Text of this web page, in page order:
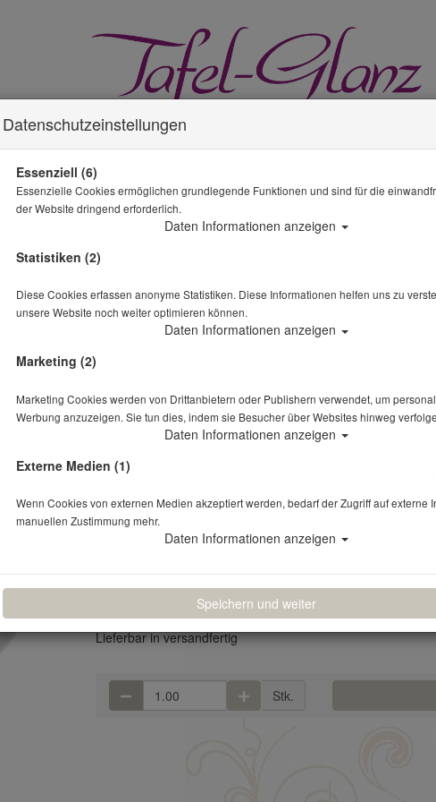
GLÄSER MIETEN MIETWÄSCHE KÜCHE & GASTRO
SPARANGEBOTE
Alle Artikel zeigen
Espressountertasse Classic
Ø 12,5cm, flach Verlustpreis: 1,13 €
0,20 €* (0,17 € NETTO)
Lieferbar in versandfertig
Stk.
Datenschutzeinstellungen
Essenziell (6)
Essenzielle Cookies ermöglichen grundlegende Funktionen und sind für die
der Website dringend erforderlich.
Daten Informationen anzeigen
Statistiken (2)
Diese Cookies erfassen anonyme Statistiken. Diese Informationen helfen uns zu
unsere Website noch weiter optimieren können.
Daten Informationen anzeigen
Marketing (2)
Marketing Cookies werden von Drittanbietern oder Publishern verwendet, um
Werbung anzuzeigen. Sie tun dies, indem sie Besucher über Websites hinweg
Daten Informationen anzeigen
Externe Medien (1)
Wenn Cookies von externen Medien akzeptiert werden, bedarf der Zugriff auf externe
manuellen Zustimmung mehr.
Daten Informationen anzeigen
Speichern und weiter